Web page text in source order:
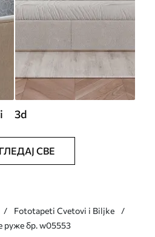
3d
СВЕ
Fototapeti Cvetovi i Biljke
руже бр. w05553